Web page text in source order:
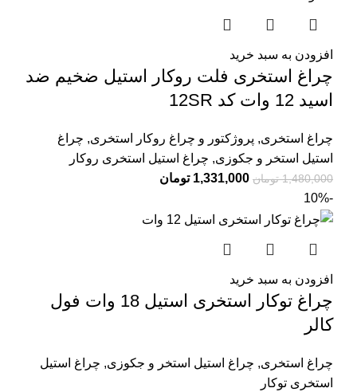
افزودن به سبد خرید
چراغ استخری فلت روکار استیل ضخیم ضد
اسید 12 وات کد 12SR
چراغ استخری, پروژکتور و چراغ روکار استخری, چراغ
استیل استخر و جکوزی, چراغ استیل استخری روکار
1,480,000 تومان 1,331,000 تومان
-10%
افزودن به سبد خرید
چراغ توکار استخری استیل 18 وات فول
کالر
چراغ استخری, چراغ استیل استخر و جکوزی, چراغ استیل
استخری توکار